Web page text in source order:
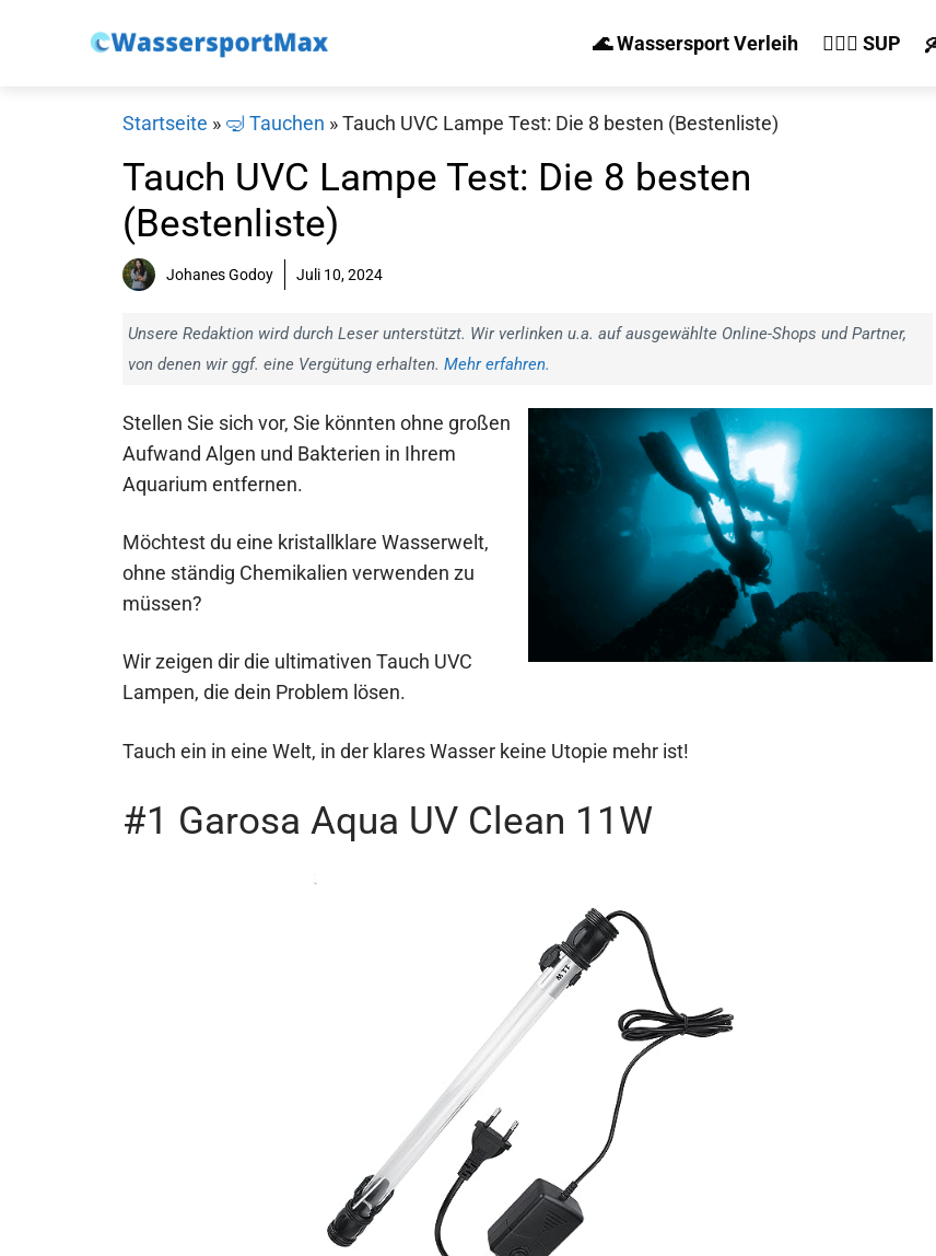
🌊 Wassersport Verleih 🏄‍♀️🛶 SUP
Startseite » 🤿 Tauchen »Tauch UVC Lampe Test: Die 8 besten (Bestenliste)
Tauch UVC Lampe Test: Die 8 besten
(Bestenliste)
Johanes Godoy Juli 10, 2024
Unsere Redaktion wird durch Leser unterstützt. Wir verlinken u.a. auf ausgewählte Online-Shops und Partner,
von denen wir ggf. eine Vergütung erhalten. Mehr erfahren.
Stellen Sie sich vor, Sie könnten ohne großen
Aufwand Algen und Bakterien in Ihrem
Aquarium entfernen.
Möchtest du eine kristallklare Wasserwelt,
ohne ständig Chemikalien verwenden zu
müssen?
Wir zeigen dir die ultimativen Tauch UVC
Lampen, die dein Problem lösen.
Tauch ein in eine Welt, in der klares Wasser keine Utopie mehr ist!
#1 Garosa Aqua UV Clean 11W